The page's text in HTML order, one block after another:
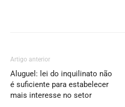
Artigo anterior
Aluguel: lei do inquilinato não
é suficiente para estabelecer
mais interesse no setor